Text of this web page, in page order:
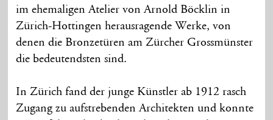
im ehemaligen Atelier von Arnold Böcklin in
Zürich-Hottingen herausragende Werke, von
denen die Bronzetüren am Zürcher Grossmünster
die bedeutendsten sind.
In Zürich fand der junge Künstler ab 1912 rasch
Zugang zu aufstrebenden Architekten und konnte